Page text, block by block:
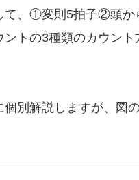
て、①変則5拍子②頭
トの3種類のカウン
別解説しますが、図